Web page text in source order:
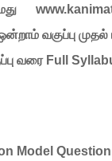
வகுப்பு முதல்
வரைFull
Model